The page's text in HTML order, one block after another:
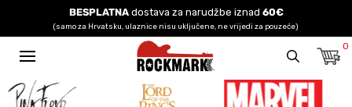
BESPLATNAdostava za narudžbe iznad 60€
(samo za Hrvatsku, ulaznice nisu uključene, ne vrijedi za pouzeće)
0